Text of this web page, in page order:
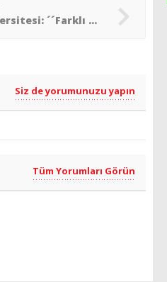
Oxford Üniversitesi: ´´Farklı COVID-19 aşılarının kullanımı yan etkileri arttırabilir´´
Siz de yorumunuzu yapın
Tüm Yorumları Görün